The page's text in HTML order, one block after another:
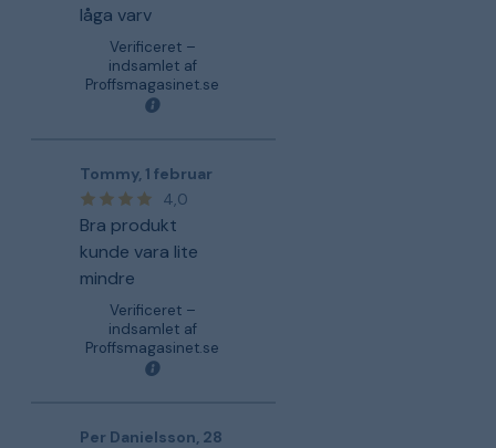
låga varv
Verificeret –
indsamlet af
Proffsmagasinet.se
Tommy, 1 februar
4,0
Bra produkt
kunde vara lite
mindre
Verificeret –
indsamlet af
Proffsmagasinet.se
Per Danielsson 28